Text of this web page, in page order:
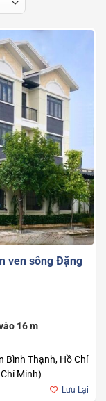
ven sông Đặng
16 m
Bình Thạnh, Hồ Chí
Minh)
Giá
Giá Lưu Lại